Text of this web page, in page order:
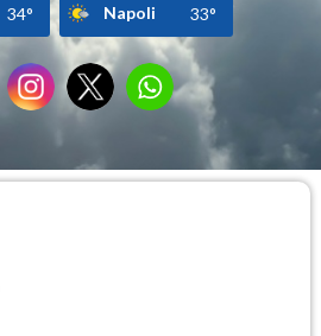
34° Napoli 33°